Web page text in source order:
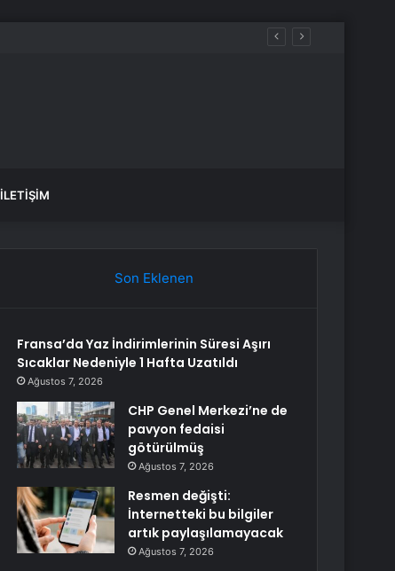
İLETIŞIM
Son Eklenen
Fransa’da Yaz İndirimlerinin Süresi Aşırı
Sıcaklar Nedeniyle 1 Hafta Uzatıldı
Ağustos 7, 2026
CHP Genel Merkezi’ne de
pavyon fedaisi
götürülmüş
Ağustos 7, 2026
Resmen değişti:
İnternetteki bu bilgiler
artık paylaşılamayacak
Ağustos 7, 2026